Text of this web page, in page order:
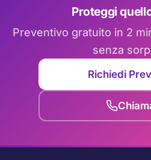
Proteggi
Preventivo gratuito in 2
senza
Richiedi